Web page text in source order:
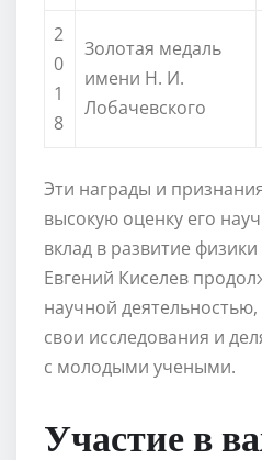
2
0
1
8
Золотая медаль
имени Н. И.
Лобачевского
Эти награды и
высокую оценку его
вклад в развитие
Евгений Киселев
научной
свои исследования и
с молодыми учеными.
Участие в